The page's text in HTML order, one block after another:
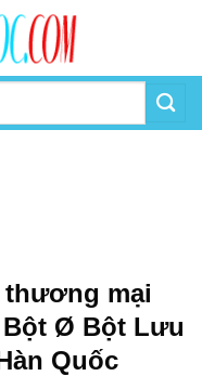
mại
Bột Ø Bột Lưu
Quốc